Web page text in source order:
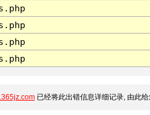
已经将此出错信息详细记录, 由此